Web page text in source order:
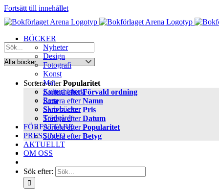
Fortsätt till innehållet
BÖCKER
Nyheter
Design
Fotografi
Konst
Mat
Kulturhistoria
Resa
Skrivböcker
Trädgård
FÖRFATTARE
PRESSINFO
AKTUELLT
OM OSS
Sök efter:
Sortera efterPopularitet
Sortera efterFörvald ordning
Sortera efterNamn
Sortera efterPris
Sortera efterDatum
Sortera efterPopularitet
Sortera efterBetyg